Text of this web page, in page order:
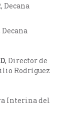
, Decana
Decana
, Director de
Rodríguez
Interina del